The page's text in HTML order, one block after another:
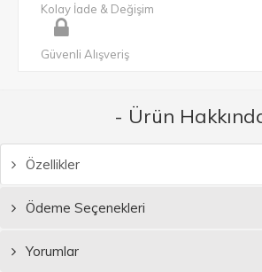
Kolay İade & Değişim
Güvenli Alışveriş
- Ürün
Özellikler
Ödeme Seçenekleri
Yorumlar